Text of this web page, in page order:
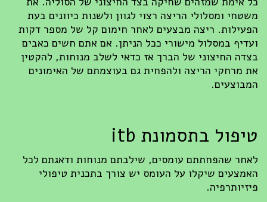
משטחי ומסלולי הריצה רצוי לגוון ולשנות כיוונים בעת
הפעילות. ריצה מבצעים לאחר חימום קל של מספר דקות
ועדיף במסלול מישורי ככל הניתן. אם אתם חשים כאבים
בצדה החיצוני של הברך אז כדאי לשלב מנוחות, להקטין
את מרחקי הריצה ולהפחית גם בעוצמתם של האימונים
המבוצעים.
טיפול בתסמונת itb
לאחר שהפחתתם עומסים, שילבתם מנוחות ודאגתם לכל
האמצעים שיקלו על העומס יש צורך בתכנית טיפולי
פיזיותרפיה.